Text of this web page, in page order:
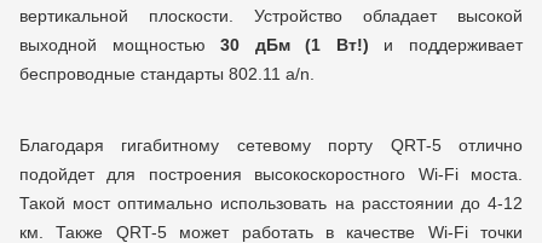
вертикальной плоскости. Устройство обладает высокой
выходной мощностью30 дБм (1 Вт!) и поддерживает
беспроводные стандарты 802.11 a/n.
Благодаря гигабитному сетевому порту QRT-5 отлично
подойдет для построения высокоскоростного Wi-Fi моста.
Такой мост оптимально использовать на расстоянии до 4-12
км. Также QRT-5 может работать в качестве Wi-Fi точки